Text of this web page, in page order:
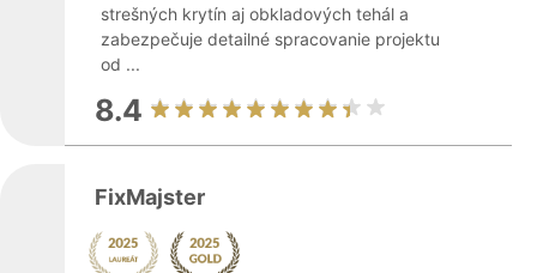
strešných krytín aj obkladových tehál a
zabezpečuje detailné spracovanie projektu
od ...
8.4
FixMajster